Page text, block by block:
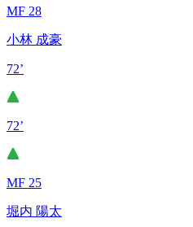
MF 28
小林 成豪
72’
72’
MF 25
堀内 陽太